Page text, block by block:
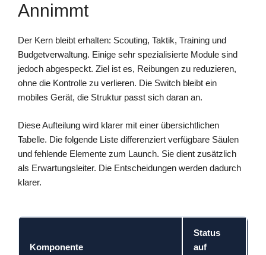
Annimmt
Der Kern bleibt erhalten: Scouting, Taktik, Training und
Budgetverwaltung. Einige sehr spezialisierte Module sind
jedoch abgespeckt. Ziel ist es, Reibungen zu reduzieren,
ohne die Kontrolle zu verlieren. Die Switch bleibt ein
mobiles Gerät, die Struktur passt sich daran an.
Diese Aufteilung wird klarer mit einer übersichtlichen
Tabelle. Die folgende Liste differenziert verfügbare Säulen
und fehlende Elemente zum Launch. Sie dient zusätzlich
als Erwartungsleiter. Die Entscheidungen werden dadurch
klarer.
Komponente
Status
auf